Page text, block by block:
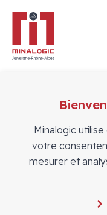
Minalogic
votre
mesurer et